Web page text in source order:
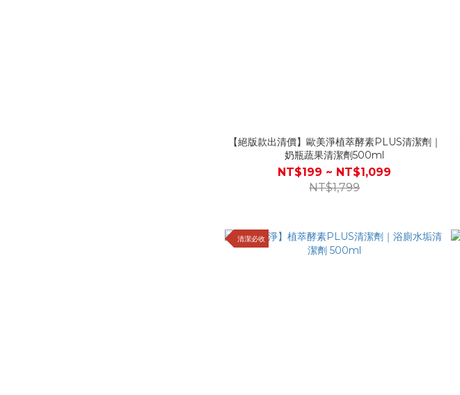
【絕版款出清價】歐美淨植萃酵素PLUS清潔劑｜
奶瓶蔬果清潔劑500ml
NT$199 ~ NT$1,099
NT$1,799
清潔必收